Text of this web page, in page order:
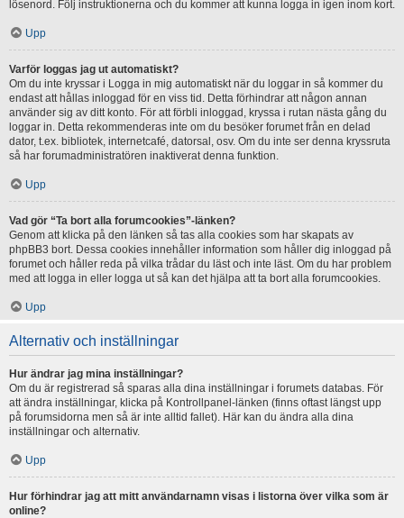
lösenord. Följ instruktionerna och du kommer att kunna logga in igen inom kort.
Upp
Varför loggas jag ut automatiskt?
Om du inte kryssar i Logga in mig automatiskt när du loggar in så kommer du
endast att hållas inloggad för en viss tid. Detta förhindrar att någon annan
använder sig av ditt konto. För att förbli inloggad, kryssa i rutan nästa gång du
loggar in. Detta rekommenderas inte om du besöker forumet från en delad
dator, t.ex. bibliotek, internetcafé, datorsal, osv. Om du inte ser denna kryssruta
så har forumadministratören inaktiverat denna funktion.
Upp
Vad gör “Ta bort alla forumcookies”-länken?
Genom att klicka på den länken så tas alla cookies som har skapats av
phpBB3 bort. Dessa cookies innehåller information som håller dig inloggad på
forumet och håller reda på vilka trådar du läst och inte läst. Om du har problem
med att logga in eller logga ut så kan det hjälpa att ta bort alla forumcookies.
Upp
Alternativ och inställningar
Hur ändrar jag mina inställningar?
Om du är registrerad så sparas alla dina inställningar i forumets databas. För
att ändra inställningar, klicka på Kontrollpanel-länken (finns oftast längst upp
på forumsidorna men så är inte alltid fallet). Här kan du ändra alla dina
inställningar och alternativ.
Upp
Hur förhindrar jag att mitt användarnamn visas i listorna över vilka som är
online?